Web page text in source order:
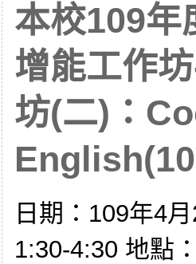
本校109年
增能工作
坊(二)：
日期：109年4
1:30-4:30 地點